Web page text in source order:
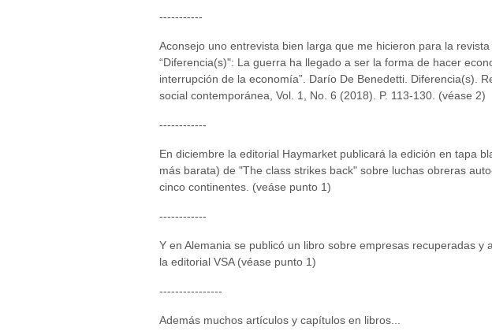
-----------
Aconsejo uno entrevista bien larga que me hicieron para la
“Diferencia(s)": La guerra ha llegado a ser la forma de hacer
interrupción de la economía”. Darío De Benedetti. Diferencia(s).
social contemporánea, Vol. 1, No. 6 (2018). P. 113-130. (véase 2)
------------
En diciembre la editorial Haymarket publicará la edición en tapa
más barata) de "The class strikes back" sobre luchas obreras
cinco continentes. (veáse punto 1)
------------
Y en Alemania se publicó un libro sobre empresas recuperadas y
la editorial VSA (véase punto 1)
----------------
Además muchos artículos y capítulos en libros...